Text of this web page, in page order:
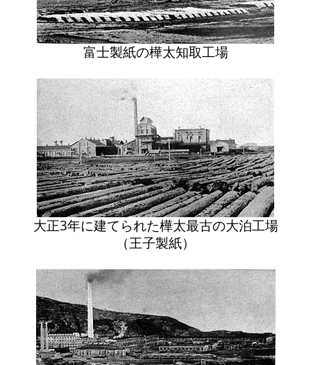
富士製紙の樺太知取工場
大正3年に建てられた樺太最古の大泊工場
（王子製紙）